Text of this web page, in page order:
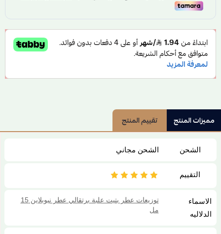
مميزات المنتج تقييم المنتج
الشحن الشحن مجاني
التقييم
الاسماء
الدلاليه
توزيعات عطر بتيت علبة برتقالي عطر نيوبلاين 15
مل